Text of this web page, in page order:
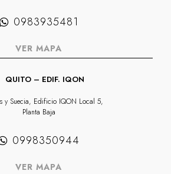
0983935481
VER MAPA
QUITO – EDIF. IQON
y Suecia, Edificio IQON Local 5,
Planta Baja
0998350944
VER MAPA